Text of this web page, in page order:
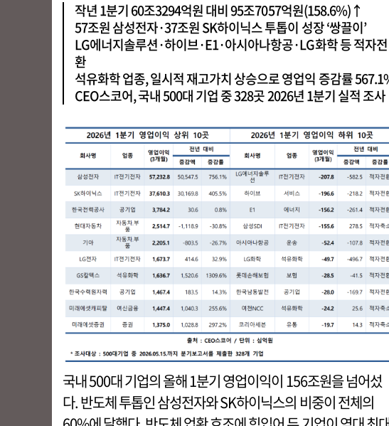
작년 1분기 60조3294억원 대비 95조7057억원(158.6%)↑
57조원 삼성전자·37조원 SK하이닉스 투톱이 성장 ‘쌍끌이’
LG에너지솔루션·하이브·E1·아시아나항공·LG화학 등 적자전
환
석유화학 업종, 일시적 재고가치 상승으로 영업익 증감률
CEO스코어, 국내 500대 기업 중 328곳 2026년 1분기 실적 조사
국내 500대 기업의 올해 1분기 영업이익이 156조원을 넘어섰
다. 반도체 투톱인 삼성전자와 SK하이닉스의 비중이 전체의